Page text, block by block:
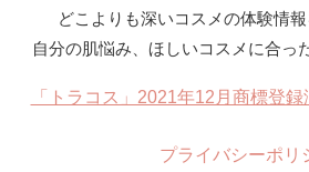
どこよりも深いコスメの体験情
自分の肌悩み、ほしいコスメに合っ
「トラコス」2021年12月商標登録
プライバシーポリ